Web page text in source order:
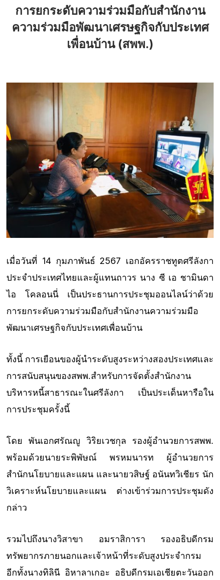
การยกระดับความร่วมมือกับสำนักงาน
ความร่วมมือพัฒนาเศรษฐกิจกับประเทศ
เพื่อนบ้าน (สพพ.)
เมื่อวันที่ 14 กุมภาพันธ์ 2567 เอกอัครราชทูตศรีลังกา
ประจำประเทศไทยและผู้แทนถาวร นาง ซี เอ ชามินดา
ไอ โคลอนนี่ เป็นประธานการประชุมออนไลน์ว่าด้วย
การยกระดับความร่วมมือกับสำนักงานความร่วมมือ
พัฒนาเศรษฐกิจกับประเทศเพื่อนบ้าน
ทั้งนี้ การเยือนของผู้นำระดับสูงระหว่างสองประเทศและ
การสนับสนุนของสพพ.สำหรับการจัดตั้งสำนักงาน
บริหารหนี้สาธารณะในศรีลังกา เป็นประเด็นหารือใน
การประชุมครั้งนี้
โดย พันเอกศรัณญู วิริยเวชกุล รองผู้อำนวยการสพพ.
พร้อมด้วยนายระพิพัษณ์ พรหมนารท ผู้อำนวยการ
สำนักนโยบายและแผน และนายวสิษฐ์ อนันทวิเชียร นัก
วิเคราะห์นโยบายและแผน ต่างเข้าร่วมการประชุมดัง
กล่าว
รวมไปถึงนางวิสาขา อมราสิการา รองอธิบดีกรม
ทรัพยากรภายนอกและเจ้าหน้าที่ระดับสูงประจำกรม
อีกทั้งนางทิลินี อิหาลาเกอะ อธิบดีกรมเอเชียตะวันออก